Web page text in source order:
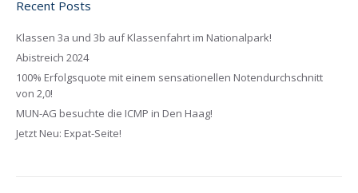
Recent Posts
Klassen 3a und 3b auf Klassenfahrt im Nationalpark!
Abistreich 2024
100% Erfolgsquote mit einem sensationellen Notendurchschnitt
von 2,0!
MUN-AG besuchte die ICMP in Den Haag!
Jetzt Neu: Expat-Seite!